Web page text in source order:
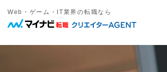
Web・ゲーム・IT業界の転職なら
職種
Web系
Webプロデューサー Web
年収
勤務地
東京都近郊 愛知県近郊
雇用形態
正社員 契約社員
キーワード
募集要項に関するキーワード
業界
フリーワード
職種名・勤務地・仕事内容などを入力してくだ